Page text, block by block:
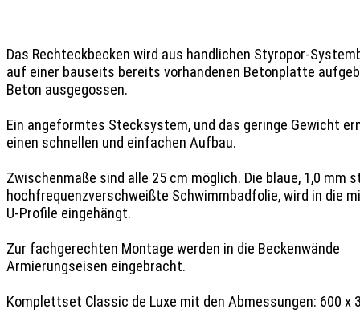
Das Rechteckbecken wird aus handlichen Styropor-
auf einer bauseits bereits vorhandenen Betonplatte
Beton ausgegossen.
Ein angeformtes Stecksystem, und das geringe Gewicht
einen schnellen und einfachen Aufbau.
Zwischenmaße sind alle 25 cm möglich. Die blaue, 1,0 mm
hochfrequenzverschweißte Schwimmbadfolie, wird in die
U-Profile eingehängt.
Zur fachgerechten Montage werden in die Beckenwände
Armierungseisen eingebracht.
Komplettset Classic de Luxe mit den Abmessungen: 600 x